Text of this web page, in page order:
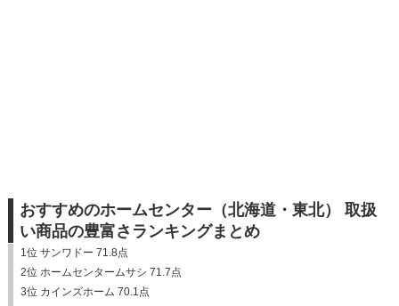
おすすめのホームセンター（北海道・東北） 取扱
い商品の豊富さランキングまとめ
1位 サンワドー 71.8点
2位 ホームセンタームサシ 71.7点
3位 カインズホーム 70.1点